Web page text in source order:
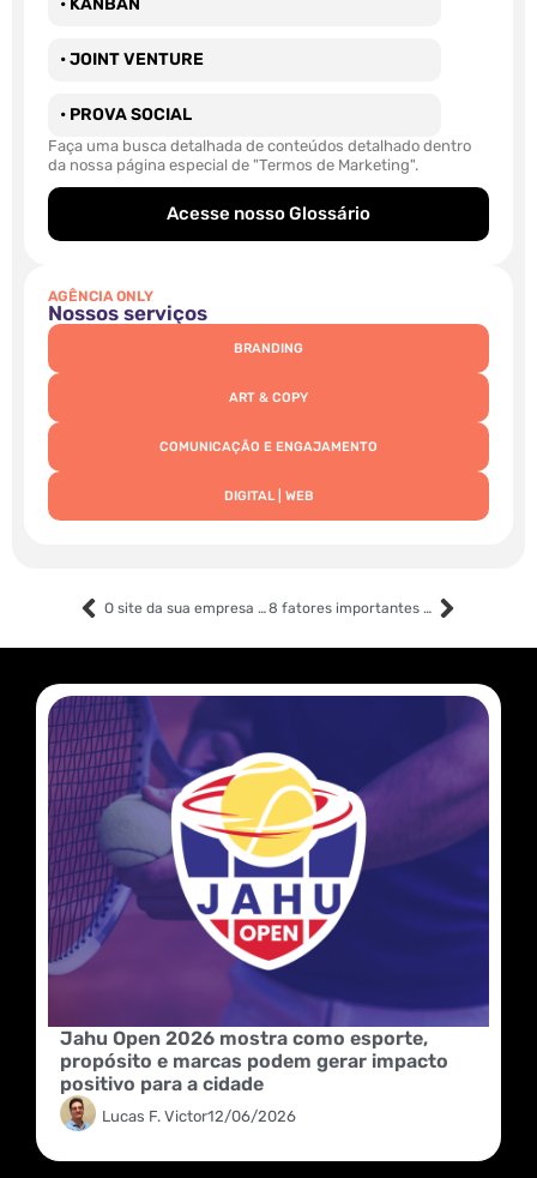
• JOINT VENTURE
• PROVA SOCIAL
Faça uma busca detalhada de conteúdos detalhado dentro
da nossa página especial de "Termos de Marketing".
Acesse nosso Glossário
AGÊNCIA ONLY
Nossos serviços
BRANDING
ART & COPY
COMUNICAÇÃO E ENGAJAMENTO
DIGITAL | WEB
O site da sua empresa ou o do seu produto está entregando conteúdos relevantes? 8 fatores importantes de SEO para seu site ser desenvolvido de forma correta
Jahu Open 2026 mostra como esporte,
propósito e marcas podem gerar impacto
positivo para a cidade
Lucas F. Victor12/06/2026